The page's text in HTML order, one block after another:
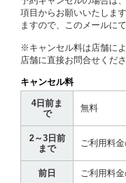
第７条（貸渡契約
借受人は第２条第
貸渡契約を締結す
ことができるレン
は運転者が第８条
かに該当する場合
貸渡契約を締結し
１項に定める貸渡
運転者の義務と定
す。
当社は、監督官庁
項目からお願いいたしま
ますので、このメールに
※キャンセル料は店舗に
店舗に直接お問合せくださ
キャンセル料
4日前ま
で
無料
2～3日前
まで
ご利用料金
前日 ご利用料金